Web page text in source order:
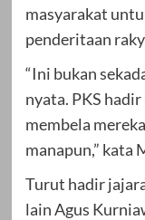
masyarakat
penderitaan
“Ini bukan
nyata. PKS
membela
manapun,” kata
Turut hadir
lain Agus